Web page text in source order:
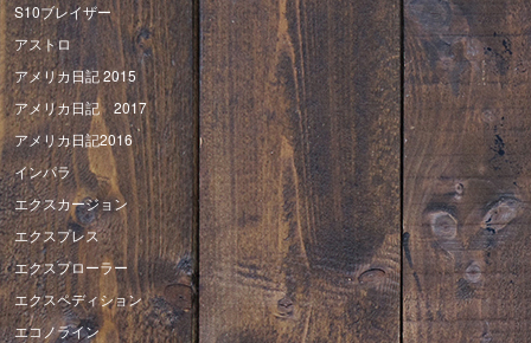
S10ブレイザー
アストロ
アメリカ日記 2015
アメリカ日記 2017
アメリカ日記2016
インパラ
エクスカージョン
エクスプレス
エクスプローラー
エクスペディション
エコノライン